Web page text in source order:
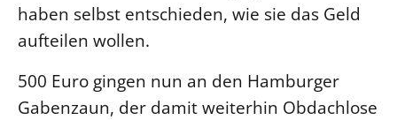
haben selbst entschieden, wie sie das Geld
aufteilen wollen.
500 Euro gingen nun an den Hamburger
Gabenzaun, der damit weiterhin Obdachlose
Beruf
BIBLIOTHEK & ARCHIV